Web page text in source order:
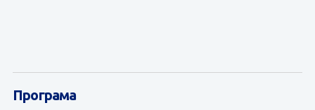
Програма